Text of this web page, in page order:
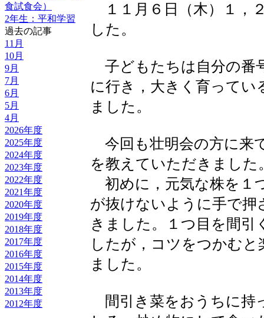
食試食会）
2年生：平和学習
過去の記事
11月
10月
9月
7月
6月
5月
4月
2026年度
2025年度
2024年度
2023年度
2022年度
2021年度
2020年度
2019年度
2018年度
2017年度
2016年度
2015年度
2014年度
2013年度
2012年度
１１月６日（木）１，
した。
子どもたちは自分の番
に行き，大きく育ってい
ました。
今回も壮明会の方に来
を教えていただきました
初めに，元気な株を１
が抜けないように手で押
きました。１つ目を間
したが，コツをつかむ
ました。
間引き菜をおうちに持